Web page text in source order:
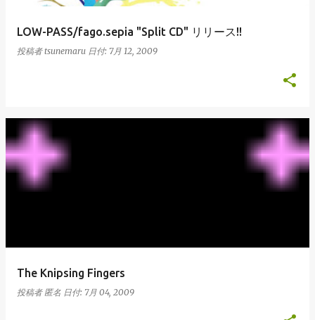
LOW-PASS/fago.sepia "Split CD" リリース!!
投稿者tsunemaru 日付: 7月 12, 2009
The Knipsing Fingers
投稿者 匿名 日付: 7月 04, 2009